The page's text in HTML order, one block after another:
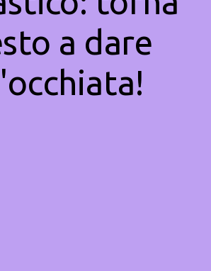
a dare